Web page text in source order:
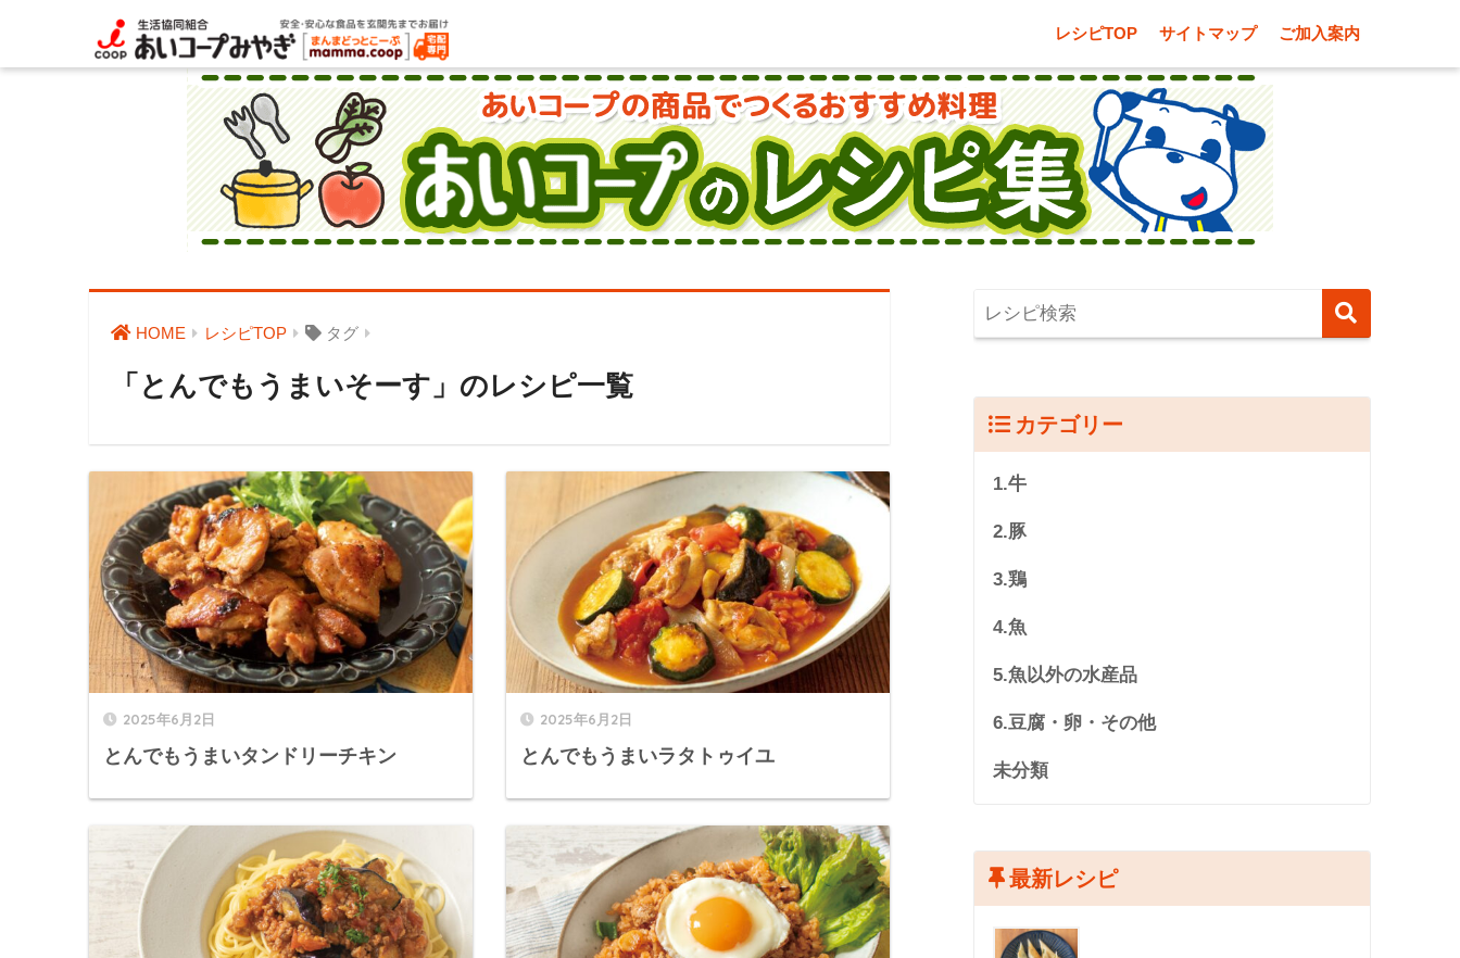
レシピTOP サイトマップ ご加入案内
HOME レシピTOP タグ
「とんでもうまいそーす」のレシピ一覧
2025年6月2日
とんでもうまいタンドリーチキン
2025年6月2日
とんでもうまいラタトゥイユ
カテゴリー
1.牛
2.豚
3.鶏
4.魚
5.魚以外の水産品
6.豆腐・卵・その他
未分類
最新レシピ